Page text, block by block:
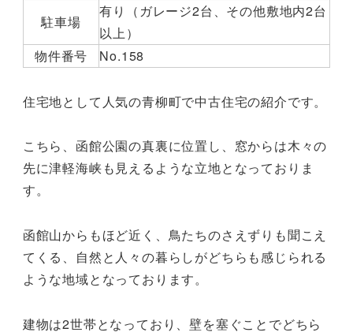
駐車場
有り（ガレージ2台、その他敷地内2台
以上）
物件番号
No.158
住宅地として人気の青柳町で中古住宅の紹介です。
こちら、函館公園の真裏に位置し、窓からは木々の
先に津軽海峡も見えるような立地となっておりま
す。
函館山からもほど近く、鳥たちのさえずりも聞こえ
てくる、自然と人々の暮らしがどちらも感じられる
ような地域となっております。
建物は2世帯となっており、壁を塞ぐことでどちら